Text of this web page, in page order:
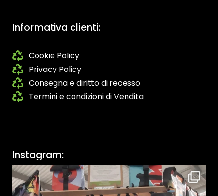
Informativa clienti:
Cookie Policy
Privacy Policy
Consegna e diritto di recesso
Termini e condizioni di Vendita
Instagram: